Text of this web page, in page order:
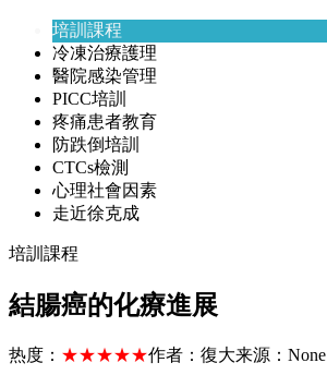
培訓課程
冷凍治療護理
醫院感染管理
PICC培訓
疼痛患者教育
防跌倒培訓
CTCs檢測
心理社會因素
走近徐克成
培訓課程
結腸癌的化療進展
热度： ★★★★★作者： 復大来源： None